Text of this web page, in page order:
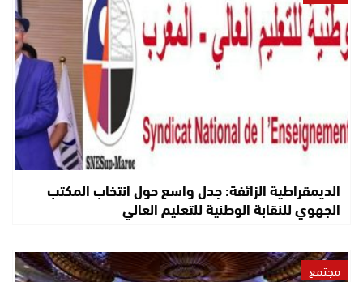
الديمقراطية الزائفة: جدل واسع حول انتخاب المكتب
الجهوي للنقابة الوطنية للتعليم العالي
مجتمع